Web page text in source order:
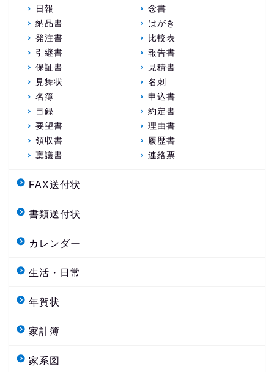
日報
念書
納品書
はがき
発注書
比較表
引継書
報告書
保証書
見積書
見舞状
名刺
名簿
申込書
目録
約定書
要望書
理由書
領収書
履歴書
稟議書
連絡票
FAX送付状
書類送付状
カレンダー
生活・日常
年賀状
家計簿
家系図